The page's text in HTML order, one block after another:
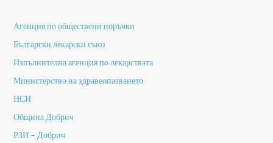
Агенция по обществени поръчки
Български лекарски съюз
Изпълнителна агенция по лекарствата
Министерство на здравеопазването
НСИ
Община Добрич
РЗИ – Добрич